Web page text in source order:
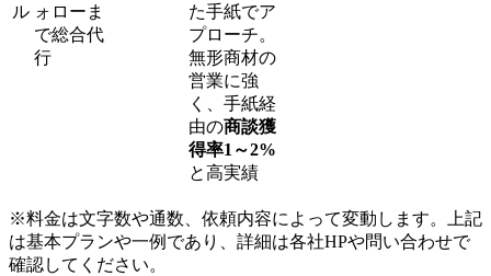
ル ォローま
で総合代
行
た手紙でア
プローチ。
無形商材の
営業に強
く、手紙経
由の商談獲
得率1～2%
と高実績
※料金は文字数や通数、依頼内容によって変動します。上記
は基本プランや一例であり、詳細は各社HPや問い合わせで
確認してください。​